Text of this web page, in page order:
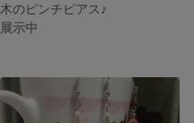
木のピンチピアス♪
展示中